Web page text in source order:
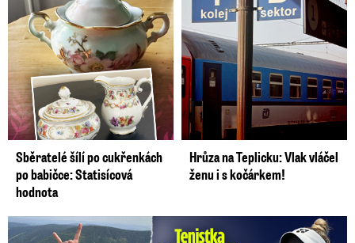
Sběratelé šílí po cukřenkách
po babičce: Statisícová
hodnota
Hrůza na Teplicku: Vlak vláčel
ženu i s kočárkem!
Vondroušová po šokujících odhaleních v kauze: Záhadný vzkaz!